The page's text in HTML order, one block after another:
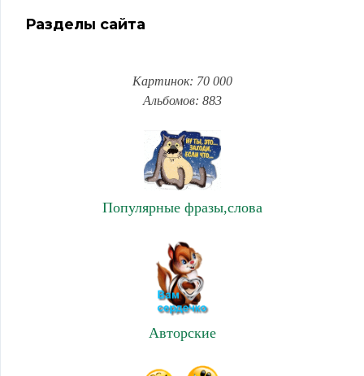
Разделы сайта
Картинок: 70 000
Альбомов: 883
Популярные фразы,слова
Авторские